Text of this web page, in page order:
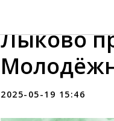
Лыково
2025-05-19 15:46